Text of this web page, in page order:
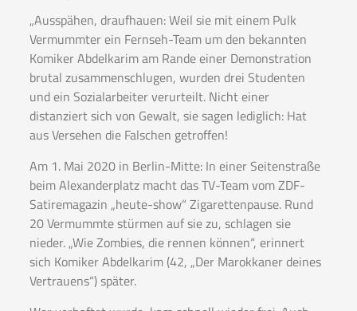
„Ausspähen, draufhauen: Weil sie mit einem Pulk
Vermummter ein Fernseh-Team um den bekannten
Komiker Abdelkarim am Rande einer Demonstration
brutal zusammenschlugen, wurden drei Studenten
und ein Sozialarbeiter verurteilt. Nicht einer
distanziert sich von Gewalt, sie sagen lediglich: Hat
aus Versehen die Falschen getroffen!
Am 1. Mai 2020 in Berlin-Mitte: In einer Seitenstraße
beim Alexanderplatz macht das TV-Team vom ZDF-
Satiremagazin „heute-show“ Zigarettenpause. Rund
20 Vermummte stürmen auf sie zu, schlagen sie
nieder. „Wie Zombies, die rennen können“, erinnert
sich Komiker Abdelkarim (42, „Der Marokkaner deines
Vertrauens“) später.